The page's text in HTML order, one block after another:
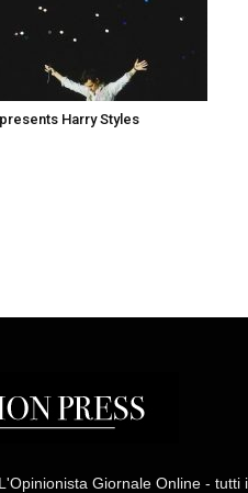
Harry Styles
Giornale Online -